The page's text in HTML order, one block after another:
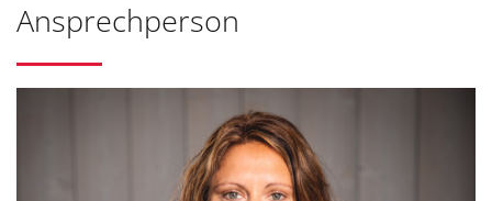
Ansprechperson